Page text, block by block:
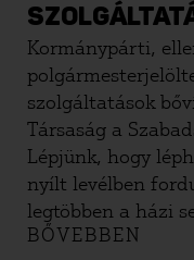
Kormánypárti,
szolgáltatások
Társaság a
Lépjünk, hogy
nyílt levélben
legtöbben a házi
említik, de más
BŐVEBBEN